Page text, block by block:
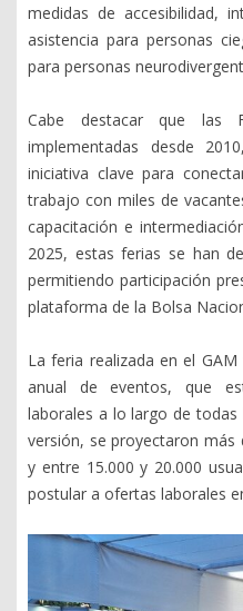
medidas de accesibilidad,
asistencia para personas
para personas
Cabe destacar que las
implementadas desde
iniciativa clave para
trabajo con miles de
capacitación e
2025, estas ferias se han
permitiendo participación
plataforma de la Bolsa
La feria realizada en el
anual de eventos, que
laborales a lo largo de todas
versión, se proyectaron más
y entre 15.000 y 20.000
postular a ofertas laborales